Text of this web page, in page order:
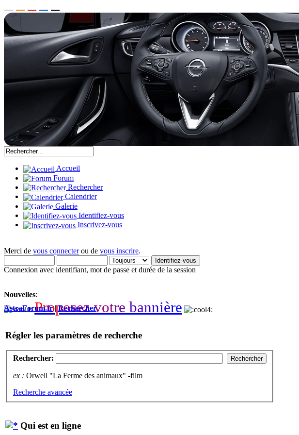
Accueil
Forum
Rechercher
Calendrier
Galerie
Identifiez-vous
Inscrivez-vous
Merci de vous connecterou de vous inscrire.
Connexion avec identifiant, mot de passe et durée de la session
Nouvelles:
Proposez votre bannière
AstraForum.fr|Rechercher
Régler les paramètres de recherche
Rechercher:
ex : Orwell "La Ferme des animaux" -film
Recherche avancée
Qui est en ligne